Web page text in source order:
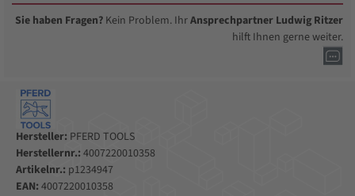
Sie haben Fragen? Kein Problem. IhrAnsprechpartner Ludwig Ritzer
hilft Ihnen gerne weiter.
Hersteller: PFERD TOOLS
Herstellernr.: 4007220010358
Artikelnr.: p1234947
EAN: 4007220010358